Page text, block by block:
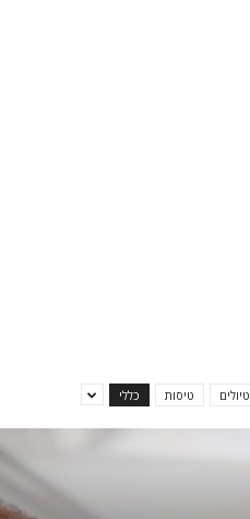
טיולים טיסות כללי